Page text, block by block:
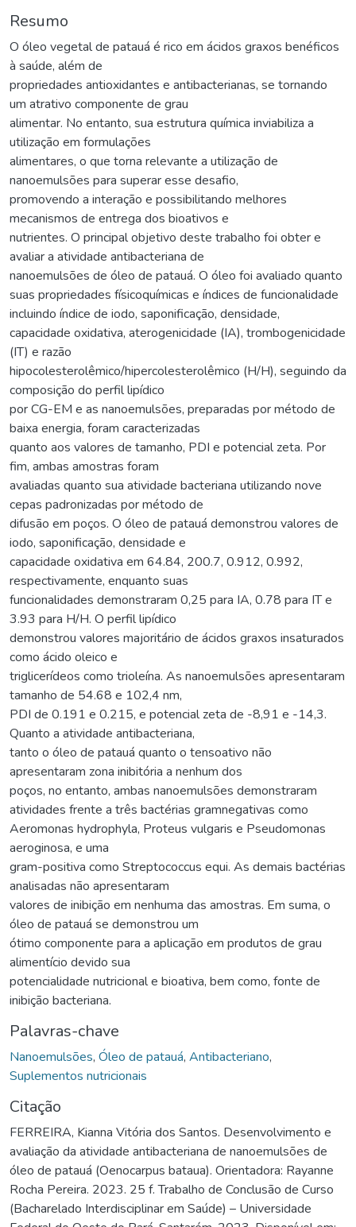
Resumo
O óleo vegetal de patauá é rico em ácidos graxos benéficos
à saúde, além de
propriedades antioxidantes e antibacterianas, se tornando
um atrativo componente de grau
alimentar. No entanto, sua estrutura química inviabiliza a
utilização em formulações
alimentares, o que torna relevante a utilização de
nanoemulsões para superar esse desafio,
promovendo a interação e possibilitando melhores
mecanismos de entrega dos bioativos e
nutrientes. O principal objetivo deste trabalho foi obter e
avaliar a atividade antibacteriana de
nanoemulsões de óleo de patauá. O óleo foi avaliado quanto
suas propriedades físicoquímicas e índices de funcionalidade
incluindo índice de iodo, saponificação, densidade,
capacidade oxidativa, aterogenicidade (IA), trombogenicidade
(IT) e razão
hipocolesterolêmico/hipercolesterolêmico (H/H), seguindo da
composição do perfil lipídico
por CG-EM e as nanoemulsões, preparadas por método de
baixa energia, foram caracterizadas
quanto aos valores de tamanho, PDI e potencial zeta. Por
fim, ambas amostras foram
avaliadas quanto sua atividade bacteriana utilizando nove
cepas padronizadas por método de
difusão em poços. O óleo de patauá demonstrou valores de
iodo, saponificação, densidade e
capacidade oxidativa em 64.84, 200.7, 0.912, 0.992,
respectivamente, enquanto suas
funcionalidades demonstraram 0,25 para IA, 0.78 para IT e
3.93 para H/H. O perfil lipídico
demonstrou valores majoritário de ácidos graxos insaturados
como ácido oleico e
triglicerídeos como trioleína. As nanoemulsões apresentaram
tamanho de 54.68 e 102,4 nm,
PDI de 0.191 e 0.215, e potencial zeta de -8,91 e -14,3.
Quanto a atividade antibacteriana,
tanto o óleo de patauá quanto o tensoativo não
apresentaram zona inibitória a nenhum dos
poços, no entanto, ambas nanoemulsões demonstraram
atividades frente a três bactérias gramnegativas como
Aeromonas hydrophyla, Proteus vulgaris e Pseudomonas
aeroginosa, e uma
gram-positiva como Streptococcus equi. As demais bactérias
analisadas não apresentaram
valores de inibição em nenhuma das amostras. Em suma, o
óleo de patauá se demonstrou um
ótimo componente para a aplicação em produtos de grau
alimentício devido sua
potencialidade nutricional e bioativa, bem como, fonte de
inibição bacteriana.
Palavras-chave
Nanoemulsões, Óleo de patauá, Antibacteriano,
Suplementos nutricionais
Citação
FERREIRA, Kianna Vitória dos Santos. Desenvolvimento e
avaliação da atividade antibacteriana de nanoemulsões de
óleo de patauá (Oenocarpus bataua). Orientadora: Rayanne
Rocha Pereira. 2023. 25 f. Trabalho de Conclusão de Curso
(Bacharelado Interdisciplinar em Saúde) – Universidade